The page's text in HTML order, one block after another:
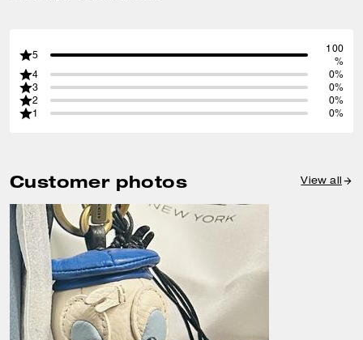
5
100
%
4
0%
3
0%
2
0%
1
0%
Customer photos View all